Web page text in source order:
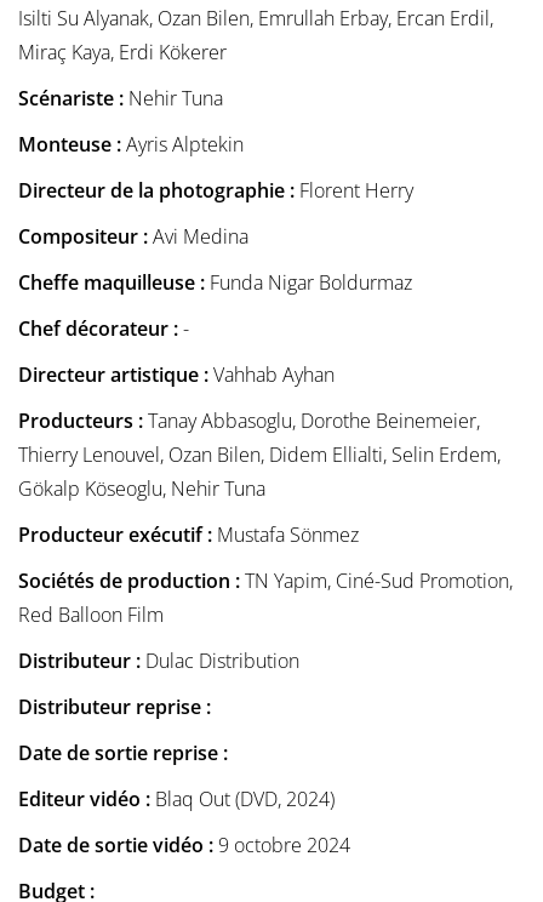
Isilti Su Alyanak, Ozan Bilen, Emrullah Erbay, Ercan Erdil,
Miraç Kaya, Erdi Kökerer
Scénariste : Nehir Tuna
Monteuse :Ayris Alptekin
Directeur de la photographie : Florent Herry
Compositeur :Avi Medina
Cheffe maquilleuse : Funda Nigar Boldurmaz
Chef décorateur :-
Directeur artistique :Vahhab Ayhan
Producteurs :Tanay Abbasoglu, Dorothe Beinemeier,
Thierry Lenouvel, Ozan Bilen, Didem Ellialti, Selin Erdem,
Gökalp Köseoglu, Nehir Tuna
Producteur exécutif : Mustafa Sönmez
Sociétés de production :TN Yapim, Ciné-Sud Promotion,
Red Balloon Film
Distributeur : Dulac Distribution
Distributeur reprise :
Date de sortie reprise :
Editeur vidéo : Blaq Out (DVD, 2024)
Date de sortie vidéo :9 octobre 2024
Budget :